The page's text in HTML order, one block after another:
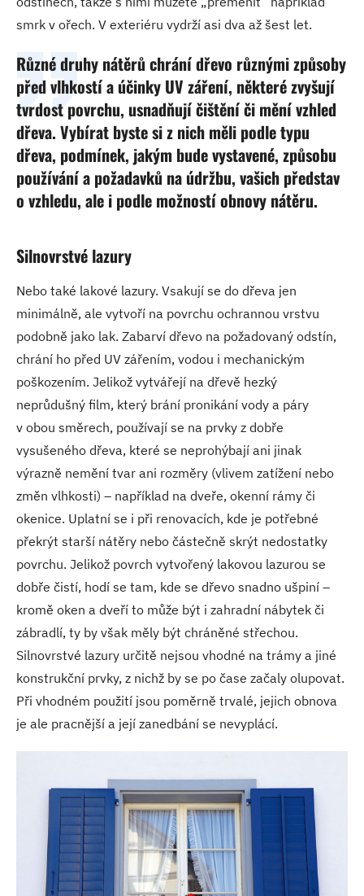
smrk v ořech. V exteriéru vydrží asi dva až šest let.
Různé druhy nátěrů chrání dřevo různými způsoby
před vlhkostí a účinky UV záření, některé zvyšují
tvrdost povrchu, usnadňují čištění či mění vzhled
dřeva. Vybírat byste si z nich měli podle typu
dřeva, podmínek, jakým bude vystavené, způsobu
používání a požadavků na údržbu, vašich představ
o vzhledu, ale i podle možností obnovy nátěru.
Silnovrstvé lazury
Nebo také lakové lazury. Vsakují se do dřeva jen
minimálně, ale vytvoří na povrchu ochrannou vrstvu
podobně jako lak. Zabarví dřevo na požadovaný odstín,
chrání ho před UV zářením, vodou i mechanickým
poškozením. Jelikož vytvářejí na dřevě hezký
neprůdušný film, který brání pronikání vody a páry
v obou směrech, používají se na prvky z dobře
vysušeného dřeva, které se neprohýbají ani jinak
výrazně nemění tvar ani rozměry (vlivem zatížení nebo
změn vlhkosti) – například na dveře, okenní rámy či
okenice. Uplatní se i při renovacích, kde je potřebné
překrýt starší nátěry nebo částečně skrýt nedostatky
povrchu. Jelikož povrch vytvořený lakovou lazurou se
dobře čistí, hodí se tam, kde se dřevo snadno ušpiní –
kromě oken a dveří to může být i zahradní nábytek či
zábradlí, ty by však měly být chráněné střechou.
Silnovrstvé lazury určitě nejsou vhodné na trámy a jiné
konstrukční prvky, z nichž by se po čase začaly olupovat.
Při vhodném použití jsou poměrně trvalé, jejich obnova
je ale pracnější a její zanedbání se nevyplácí.